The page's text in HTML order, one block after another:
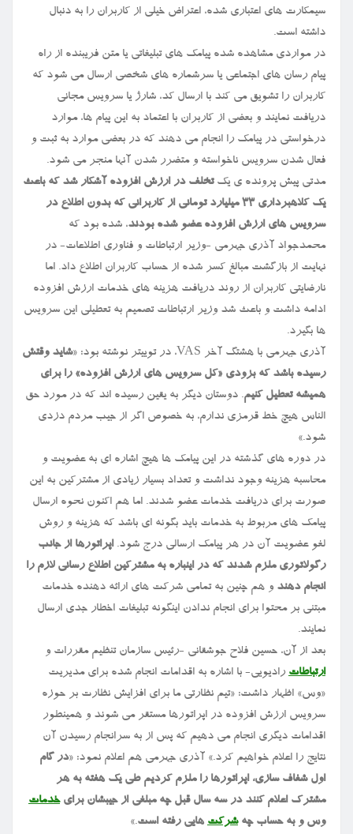
سیمکارت های اعتباری شده، اعتراض خیلی از کاربران را به دنبال
داشته است.
در مواردی مشاهده شده پیامک های تبلیغاتی یا متن فریبنده از راه
پیام رسان های اجتماعی یا سرشماره های شخصی ارسال می شود که
کاربران را تشویق می کند با ارسال کد، شارژ یا سرویس مجانی
دریافت نمایند و بعضی از کاربران با اعتماد به این پیام ها، موارد
درخواستی در پیامک را انجام می دهند که در بعضی موارد به ثبت و
فعال شدن سرویس ناخواسته و متضرر شدن آنها منجر می شود.
مدتی پیش پرونده ی یکتخلف در ارزش افزوده آشکار شد که باعث
یک کلاهبرداری ۳۳ میلیارد تومانی از کاربرانی که بدون اطلاع در
سرویس های ارزش افزوده عضو شده بودند، شده بود که
محمدجواد آذری جهرمی -وزیر ارتباطات و فناوری اطلاعات- در
نهایت از بازگشت مبالغ کسر شده از حساب کاربران اطلاع داد. اما
نارضایتی کاربران از روند دریافت هزینه های خدمات ارزش افزوده
ادامه داشت و باعث شد وزیر ارتباطات تصمیم به تعطیلی این سرویس
ها بگیرد.
آذری جهرمی با هشتگ آخر VAS، در توییتر نوشته بود: «
شاید وقتش
رسیده باشد که بزودی «کل سرویس های ارزش افزوده» را برای
همیشه تعطیل کنیم. دوستان دیگر به یقین رسیده اند که در مورد حق
الناس هیچ خط قرمزی ندارم، به خصوص اگر از جیب مردم دزدی
شود.»
در دوره های گذشته در این پیامک ها هیچ اشاره ای به عضویت و
محاسبه هزینه وجود نداشت و تعداد بسیار زیادی از مشترکین به این
صورت برای دریافت خدمات عضو شدند. اما هم اکنون نحوه ارسال
پیامک های مربوط به خدمات باید بگونه ای باشد که هزینه و روش
لغو عضویت آن در هر پیامک ارسالی درج شود.اپراتورها از جانب
رگولاتوری ملزم شدند که در اینباره به مشترکین اطلاع رسانی لازم را
انجام دهند و هم چنین به تمامی شرکت های ارائه دهنده خدمات
مبتنی بر محتوا برای انجام ندادن اینگونه تبلیغات اخطار جدی ارسال
نمایند.
بعد از آن، حسین فلاح جوشقانی -رئیس سازمان تنظیم مقررات و
ارتباطات رادیویی- با اشاره به اقدامات انجام شده برای مدیریت
«وس» اظهار داشت: «تیم نظارتی ما برای افزایش نظارت بر حوزه
سرویس ارزش افزوده در اپراتورها مستقر می شوند و همینطور
اقدامات دیگری انجام می دهیم که پس از به سرانجام رسیدن آن
نتایج را اعلام خواهیم کرد.» آذری جهرمی هم اعلام نمود: «در گام
اول شفاف سازی، اپراتورها را ملزم کردیم طی یک هفته به هر
مشترک اعلام کنند در سه سال قبل چه مبلغی از جیبشان برایخدمات
وس و به حساب چهشرکت هایی رفته است.»